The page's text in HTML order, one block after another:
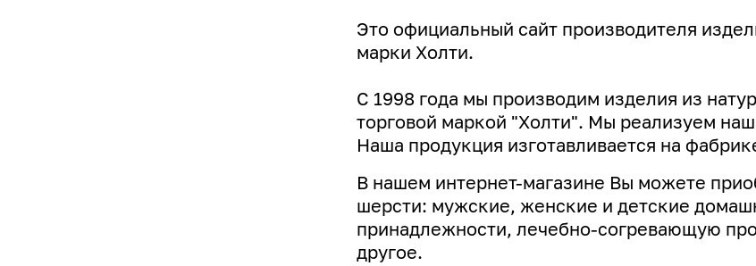
Это официальный сайт производителя
марки Холти.
С 1998 года мы производим изделия из
торговой маркой "Холти". Мы реализуем
Наша продукция изготавливается на
В нашем интернет-магазине Вы можете
шерсти: мужские, женские и детские
принадлежности, лечебно-согревающую
другое.